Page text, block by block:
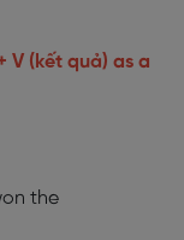
V (kết quả) as a
the